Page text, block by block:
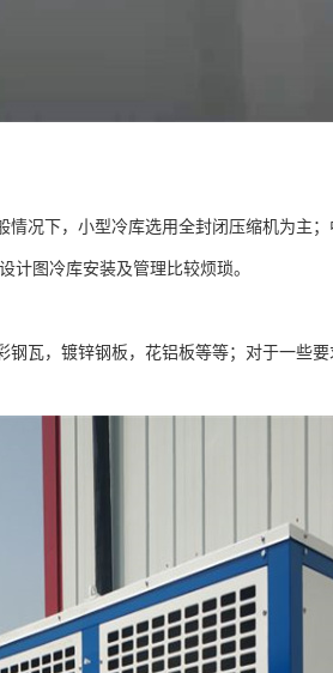
况下，小型冷库选用全封闭压缩机为主
计图冷库安装及管理比较烦琐。
瓦，镀锌钢板，花铝板等等；对于一些